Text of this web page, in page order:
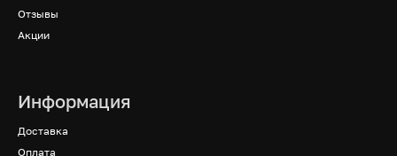
Отзывы
Акции
Информация
Доставка
Оплата